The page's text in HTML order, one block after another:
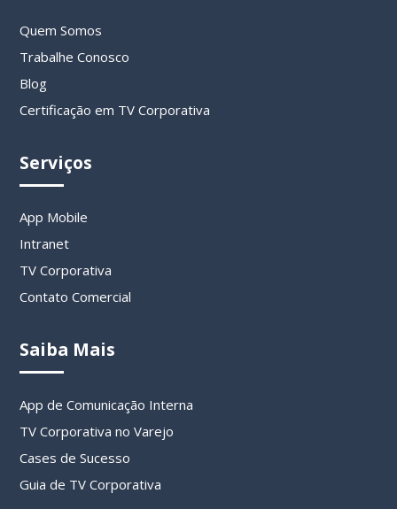
Quem Somos
Trabalhe Conosco
Blog
Certificação em TV Corporativa
Serviços
App Mobile
Intranet
TV Corporativa
Contato Comercial
Saiba Mais
App de Comunicação Interna
TV Corporativa no Varejo
Cases de Sucesso
Guia de TV Corporativa